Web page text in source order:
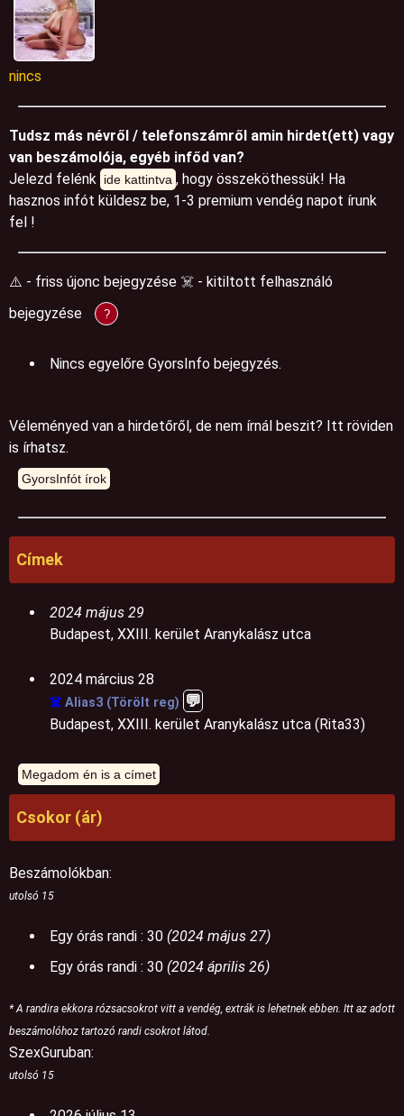
nincs
Tudsz más névről / telefonszámről amin hirdet(ett) vagy
van beszámolója, egyéb infőd van?
Jelezd felénk ide kattintva , hogy összeköthessük! Ha
hasznos infót küldesz be, 1-3 premium vendég napot írunk
fel !
⚠️ - friss újonc bejegyzése ☠️ - kitiltott felhasználó
bejegyzése
?
Nincs egyelőre GyorsInfo bejegyzés.
Véleményed van a hirdetőről, de nem írnál beszit? Itt röviden
is írhatsz.
Címek
2024 május 29
Budapest, XXIII. kerület Aranykalász utca
2024 március 28
☠️ Alias3 (Törölt reg) 💬
Budapest, XXIII. kerület Aranykalász utca (Rita33)
Csokor (ár)
Beszámolókban:
utolsó 15
Egy órás randi : 30 (2024 május 27)
Egy órás randi : 30 (2024 április 26)
* A randira ekkora rózsacsokrot vitt a vendég, extrák is lehetnek ebben. Itt az adott
beszámolóhoz tartozó randi csokrot látod.
SzexGuruban:
utolsó 15